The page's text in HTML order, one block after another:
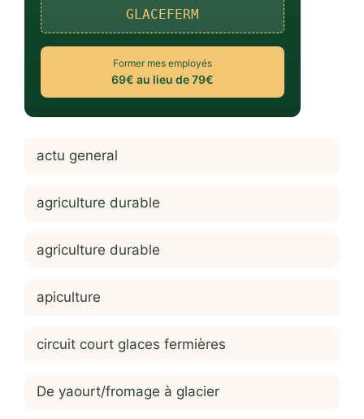
GLACEFERM
Former mes employés
69€ au lieu de 79€
actu general
agriculture durable
agriculture durable
apiculture
circuit court glaces fermières
De yaourt/fromage à glacier